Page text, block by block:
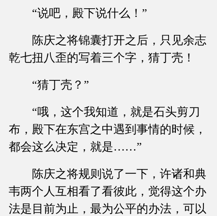
“说吧，殿下说什么！”
陈庆之将锦囊打开之后，只见余志
乾七扭八歪的写着三个字，猜丁壳！
“猜丁壳？”
“哦，这个我知道，就是石头剪刀
布，殿下在东宫之中遇到事情的时候，
都会这么决定，就是……”
陈庆之将规则说了一下，许诸和典
韦两个人互相看了看彼此，觉得这个办
法是目前为止，最为公平的办法，可以